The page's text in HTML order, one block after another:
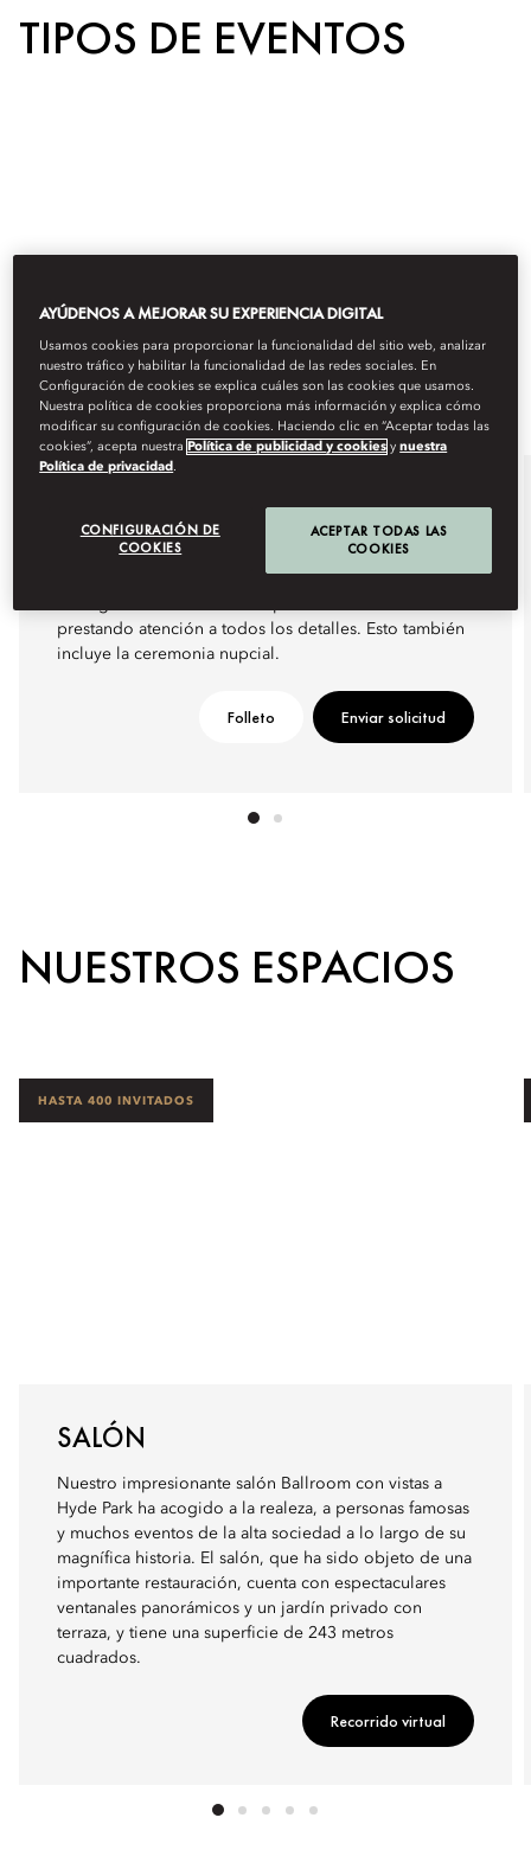
TIPOS DE EVENTOS
Nos hemos propuesto hacer realidad la boda de sus
prestando atención a todos los detalles. Esto también
incluye la ceremonia nupcial.
Folleto Enviar solicitud
NUESTROS ESPACIOS
HASTA 400 INVITADOS
SALÓN
Nuestro impresionante salón Ballroom con vistas a
Hyde Park ha acogido a la realeza, a personas famosas
y muchos eventos de la alta sociedad a lo largo de su
magnífica historia. El salón, que ha sido objeto de una
importante restauración, cuenta con espectaculares
ventanales panorámicos y un jardín privado con
terraza, y tiene una superficie de 243 metros
cuadrados.
Recorrido virtual
AYÚDENOS A MEJORAR SU EXPERIENCIA DIGITAL
Usamos cookies para proporcionar la funcionalidad del sitio web, analizar
nuestro tráfico y habilitar la funcionalidad de las redes sociales. En
Configuración de cookies se explica cuáles son las cookies que usamos.
Nuestra política de cookies proporciona más información y explica cómo
modificar su configuración de cookies. Haciendo clic en “Aceptar todas las
cookies”, acepta nuestra Política de publicidad y cookies ynuestra
Política de privacidad .
CONFIGURACIÓN DE
COOKIES
ACEPTAR TODAS LAS
COOKIES